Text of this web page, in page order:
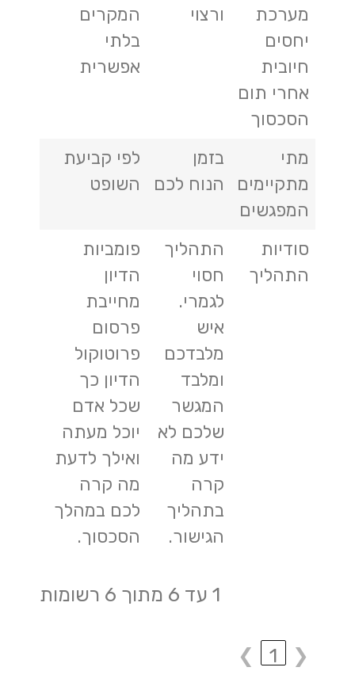
מערכת
יחסים
חיובית
אחרי תום
הסכסוך
ורצוי
המקרים
בלתי
אפשרית
מתי
מתקיימים
המפגשים
בזמן
הנוח לכם
לפי קביעת
השופט
סודיות
התהליך
התהליך
חסוי
לגמרי.
איש
מלבדכם
ומלבד
המגשר
שלכם לא
ידע מה
קרה
בתהליך
הגישור.
פומביות
הדיון
מחייבת
פרסום
פרוטוקול
הדיון כך
שכל אדם
יוכל מעתה
ואילך לדעת
מה קרה
לכם במהלך
הסכסוך.
1 עד 6 מתוך 6 רשומות
❮
1
❯